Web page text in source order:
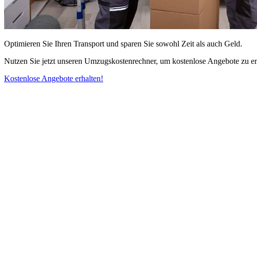
Optimieren Sie Ihren Transport und sparen Sie sowohl Zeit als auch Geld.
Nutzen Sie jetzt unseren Umzugskostenrechner, um kostenlose Angebote zu
Kostenlose Angebote erhalten!